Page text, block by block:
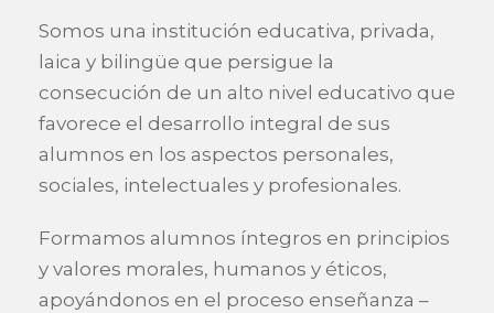
Somos una institución educativa, privada,
laica y bilingüe que persigue la
consecución de un alto nivel educativo que
favorece el desarrollo integral de sus
alumnos en los aspectos personales,
sociales, intelectuales y profesionales.
Formamos alumnos íntegros en principios
y valores morales, humanos y éticos,
apoyándonos en el proceso enseñanza –